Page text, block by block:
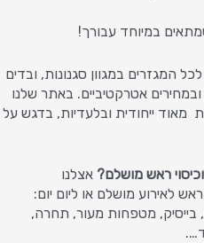
במיוחד עבורך!
המגזרים במגוון סגנונות, ובדים
ובמחירים אטרקטיביים. באתר שלנו
מאוד ייחודית ובלעדיות, בדגש על
ראש מושלם? אצלנו
לאירוע מושלם או ליום יום:
בייסיק, מטפחות מעור, תחרה,